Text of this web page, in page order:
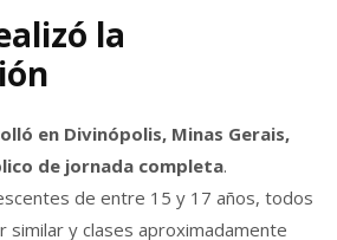
la
en Divinópolis, Minas Gerais,
de jornada completa.
de entre 15 y 17 años, todos
similar y clases aproximadamente